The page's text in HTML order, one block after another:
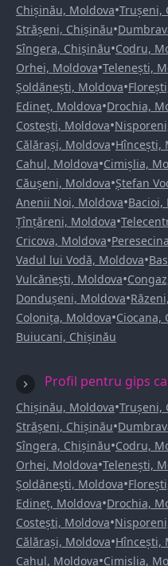
Chișinău, Moldova•Trușeni,
Strășeni, Chișinău•
Sîngera, Chișinău•Codru,
Orhei, Moldova•Telenești,
Șoldănești, Moldova•
Edineț, Moldova•Drochia,
Costești, Moldova•
Călărași, Moldova•Hîncești,
Cahul, Moldova•Cimișlia,
Căușeni, Moldova•Ștefan
Anenii Noi, Moldova•Bacioi,
Țînțăreni, Moldova•
Cricova, Moldova•
Vadul lui Vodă, Moldova•
Vulcănești, Moldova•
Dondușeni, Moldova•
Colonița, Moldova•Ciocana,
Buiucani, Chișinău
Profil pentru gips
Chișinău, Moldova•Trușeni,
Strășeni, Chișinău•
Sîngera, Chișinău•Codru,
Orhei, Moldova•Telenești,
Șoldănești, Moldova•
Edineț, Moldova•Drochia,
Costești, Moldova•
Călărași, Moldova•Hîncești,
Cahul, Moldova•Cimișlia,